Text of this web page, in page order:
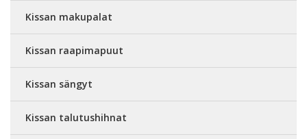
Kissan makupalat
Kissan raapimapuut
Kissan sängyt
Kissan talutushihnat